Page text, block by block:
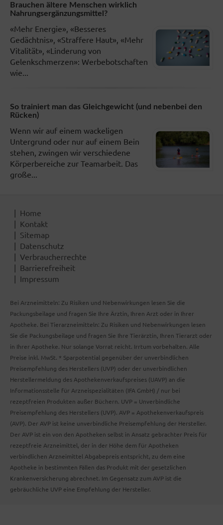
Brauchen ältere Menschen wirklich
Nahrungsergänzungsmittel?
«Mehr Energie», «Besseres
Gedächtnis», «Straffere Haut», «Mehr
Vitalität», «Linderung von
Gelenkschmerzen»: Werbebotschaften
wie...
So trainiert man das Gleichgewicht (und nebenbei den
Rücken)
Wenn wir auf einem wackeligen
Untergrund oder nur auf einem Bein
stehen, zwingen wir verschiedene
Körperbereiche zur Teamarbeit. Das
große...
Home
Kontakt
Sitemap
Datenschutz
Verbraucherrechte
Barrierefreiheit
Impressum
Bei Arzneimitteln: Zu Risiken und Nebenwirkungen lesen Sie die
Packungsbeilage und fragen Sie Ihre Ärztin, Ihren Arzt oder in Ihrer
Apotheke. Bei Tierarzneimitteln: Zu Risiken und Nebenwirkungen lesen
Sie die Packungsbeilage und fragen Sie Ihre Tierärztin, Ihren Tierarzt oder
in Ihrer Apotheke. Nur solange Vorrat reicht. Irrtum vorbehalten. Alle
Preise inkl. MwSt. * Sparpotential gegenüber der unverbindlichen
Preisempfehlung des Herstellers (UVP) oder der unverbindlichen
Herstellermeldung des Apothekenverkaufspreises (UAVP) an die
Informationsstelle für Arzneispezialitäten (IFA GmbH) / nur bei
rezeptfreien Produkten außer Büchern. UVP = Unverbindliche
Preisempfehlung des Herstellers (UVP). AVP = Apothekenverkaufspreis
(AVP). Der AVP ist keine unverbindliche Preisempfehlung der Hersteller.
Der AVP ist ein von den Apotheken selbst in Ansatz gebrachter Preis für
rezeptfreie Arzneimittel, der in der Höhe dem für Apotheken
verbindlichen Arzneimittel Abgabepreis entspricht, zu dem eine
Apotheke in bestimmten Fällen das Produkt mit der gesetzlichen
Krankenversicherung abrechnet. Im Gegensatz zum AVP ist die
gebräuchliche UVP eine Empfehlung der Hersteller.